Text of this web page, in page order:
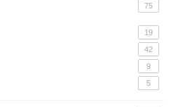
75
19
42
9
5